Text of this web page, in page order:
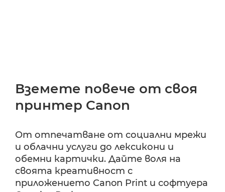
Вземете повече от своя
принтер Canon
От отпечатване от социални мрежи
и облачни услуги до лексикони и
обемни картички. Дайте воля на
своята креативност с
приложението Canon Print и софтуера